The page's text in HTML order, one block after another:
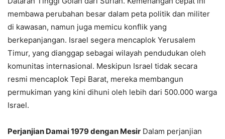
membawa perubahan besar dalam peta politik dan militer
di kawasan, namun juga memicu konflik yang
berkepanjangan. Israel segera mencaplok Yerusalem
Timur, yang dianggap sebagai wilayah pendudukan oleh
komunitas internasional. Meskipun Israel tidak secara
resmi mencaplok Tepi Barat, mereka membangun
permukiman yang kini dihuni oleh lebih dari 500.000 warga
Israel.
Perjanjian Damai 1979 dengan Mesir Dalam perjanjian